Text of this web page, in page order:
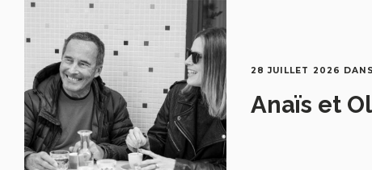
28 JUILLET 2026 DANS
Anaïs et